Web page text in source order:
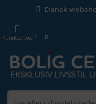
Dansk
Kundeservice 0